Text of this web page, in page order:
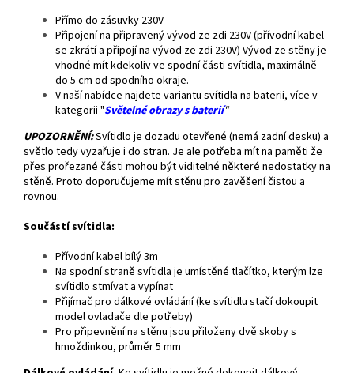
Přímo do zásuvky 230V
Připojení na připravený vývod ze zdi 230V (přívodní kabel
se zkrátí a připojí na vývod ze zdi 230V) Vývod ze stěny je
vhodné mít kdekoliv ve spodní části svítidla, maximálně
do 5 cm od spodního okraje.
V naší nabídce najdete variantu svítidla na baterii, více v
kategorii "Světelné obrazy s baterií"
UPOZORNĚNÍ:Svítidlo je dozadu otevřené (nemá zadní desku) a
světlo tedy vyzařuje i do stran. Je ale potřeba mít na paměti že
přes prořezané části mohou být viditelné některé nedostatky na
stěně. Proto doporučujeme mít stěnu pro zavěšení čistou a
rovnou.
Součástí svítidla:
Přívodní kabel bílý 3m
Na spodní straně svítidla je umístěné tlačítko, kterým lze
svítidlo stmívat a vypínat
Přijímač pro dálkové ovládání (ke svítidlu stačí dokoupit
model ovladače dle potřeby)
Pro připevnění na stěnu jsou přiloženy dvě skoby s
hmoždinkou, průměr 5 mm